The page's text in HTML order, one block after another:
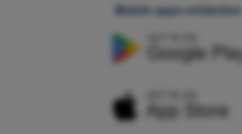
Mobile apps entdecken